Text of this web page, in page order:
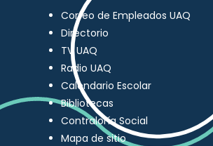
Correo de Empleados UAQ
Directorio
TV UAQ
Radio UAQ
Calendario Escolar
Bibliotecas
Contraloría Social
Mapa de sitio